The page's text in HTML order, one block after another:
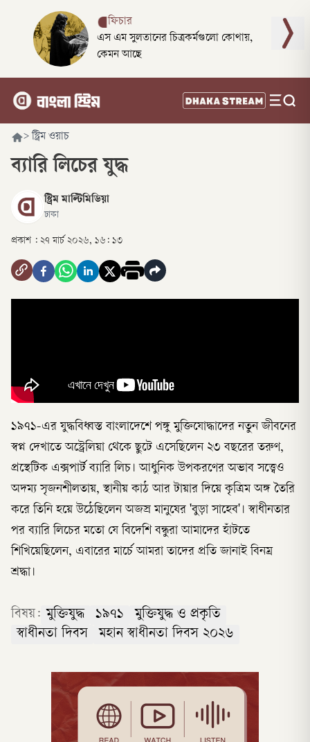
ফিচার
এস এম সুলতানের চিত্রকর্মগুলো কোথায়,
কেমন আছে
> স্ট্রিম ওয়াচ
ব্যারি লিচের যুদ্ধ
স্ট্রিম মাল্টিমিডিয়া
ঢাকা
প্রকাশ : ২৭ মার্চ ২০২৬, ১৬: ১৩
১৯৭১-এর যুদ্ধবিধ্বস্ত বাংলাদেশে পঙ্গু মুক্তিযোদ্ধাদের নতুন জীবনের
স্বপ্ন দেখাতে অস্ট্রেলিয়া থেকে ছুটে এসেছিলেন ২৩ বছরের তরুণ,
প্রস্থেটিক এক্সপার্ট ব্যারি লিচ। আধুনিক উপকরণের অভাব সত্ত্বেও
অদম্য সৃজনশীলতায়, স্থানীয় কাঠ আর টায়ার দিয়ে কৃত্রিম অঙ্গ তৈরি
করে তিনি হয়ে উঠেছিলেন অজস্র মানুষের 'বুড়া সাহেব'। স্বাধীনতার
পর ব্যারি লিচের মতো যে বিদেশি বন্ধুরা আমাদের হাঁটতে
শিখিয়েছিলেন, এবারের মার্চে আমরা তাদের প্রতি জানাই বিনম্র
শ্রদ্ধা।
বিষয়: মুক্তিযুদ্ধ ১৯৭১
মুক্তিযুদ্ধ ও প্রকৃতি
স্বাধীনতা দিবস
মহান স্বাধীনতা দিবস ২০২৬